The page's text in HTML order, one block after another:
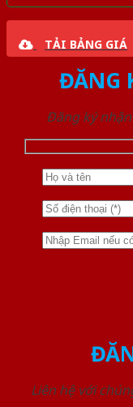
TẢI BẢNG GIÁ
ĐĂNG
Đăng ký
Liên hệ với